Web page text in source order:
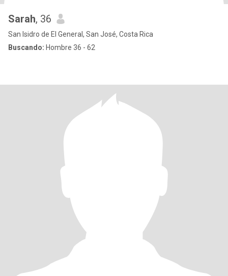
Sarah, 36
San Isidro de El General, San José, Costa Rica
Buscando: Hombre 36 - 62